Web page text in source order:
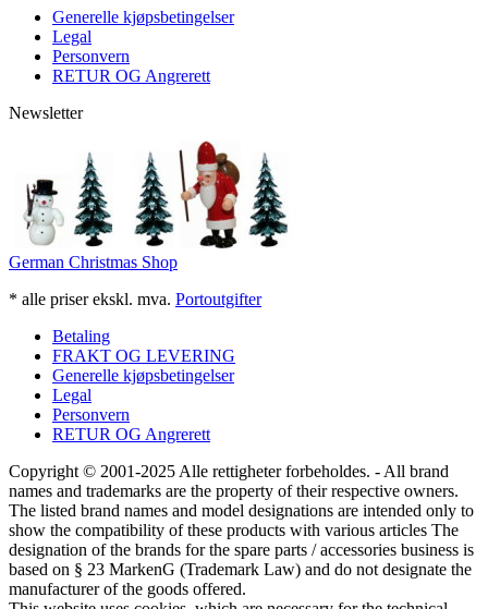
Generelle kjøpsbetingelser
Legal
Personvern
RETUR OG Angrerett
Newsletter
German Christmas Shop
* alle priser ekskl. mva. Portoutgifter
Betaling
FRAKT OG LEVERING
Generelle kjøpsbetingelser
Legal
Personvern
RETUR OG Angrerett
Copyright © 2001-2025 Alle rettigheter forbeholdes. - All brand
names and trademarks are the property of their respective owners.
The listed brand names and model designations are intended only to
show the compatibility of these products with various articles The
designation of the brands for the spare parts / accessories business is
based on § 23 MarkenG (Trademark Law) and do not designate the
manufacturer of the goods offered.